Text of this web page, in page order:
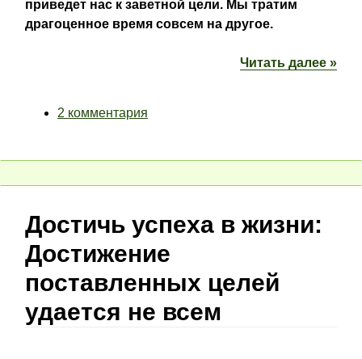
приведет нас к заветной цели. Мы тратим
драгоценное время совсем на другое.
Читать далее »
2 комментария
Достичь успеха в жизни:
Достижение
поставленных целей
удается не всем